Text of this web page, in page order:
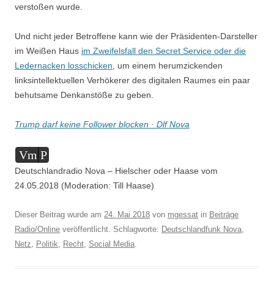
verstoßen wurde.
Und nicht jeder Betroffene kann wie der Präsidenten-Darsteller
im Weißen Haus im Zweifelsfall den Secret Service oder die
Ledernacken losschicken , um einem herumzickenden
linksintellektuellen Verhökerer des digitalen Raumes ein paar
behutsame Denkanstöße zu geben.
Trump darf keine Follower blocken · Dlf Nova
Audio-
Player
Vm P
Deutschlandradio Nova – Hielscher oder Haase vom
24.05.2018 (Moderation: Till Haase)
Dieser Beitrag wurde am 24. Mai 2018 von mgessat in Beiträge
Radio/Online veröffentlicht. Schlagworte: Deutschlandfunk Nova,
Netz, Politik, Recht, Social Media.